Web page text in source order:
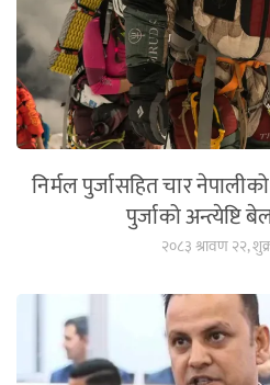
निर्मल पुर्जासहित चार
पुर्जाको अन्त्येष्टि
२०८३ श्रावण २२,